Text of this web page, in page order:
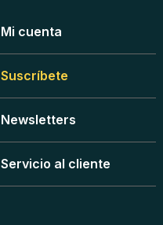
Mi cuenta
Suscríbete
Newsletters
Servicio al cliente